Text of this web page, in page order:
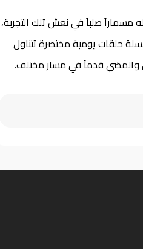
صلباً في نعش تلك التجربة،
حلقات يومية مختصرة تتناول
والمضي قدماً في مسار مختلف.